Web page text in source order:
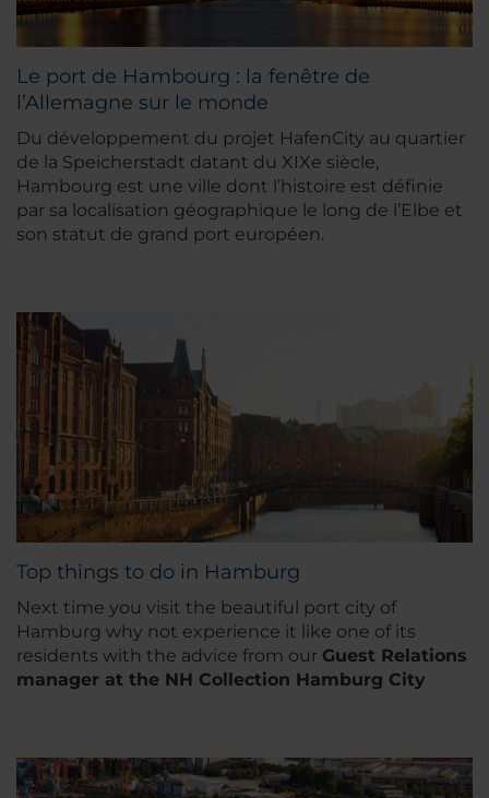
Le port de Hambourg : la fenêtre de
l’Allemagne sur le monde
Du développement du projet HafenCity au quartier
de la Speicherstadt datant du XIXe siècle,
Hambourg est une ville dont l’histoire est définie
par sa localisation géographique le long de l’Elbe et
son statut de grand port européen.
Top things to do in Hamburg
Next time you visit the beautiful port city of
Hamburg why not experience it like one of its
residents with the advice from our Guest Relations
manager at the NH Collection Hamburg City